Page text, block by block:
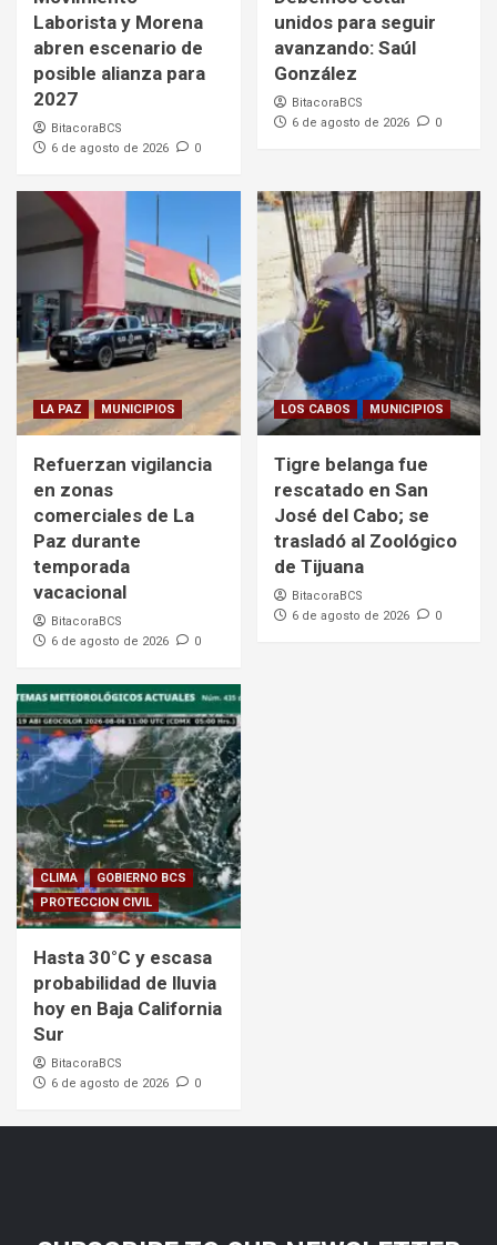
Laborista y Morena
abren escenario de
posible alianza para
2027
BitacoraBCS
6 de agosto de 2026
0
unidos para seguir
avanzando: Saúl
González
BitacoraBCS
6 de agosto de 2026
0
LA PAZ MUNICIPIOS
Refuerzan vigilancia
en zonas
comerciales de La
Paz durante
temporada
vacacional
BitacoraBCS
6 de agosto de 2026
0
LOS CABOS MUNICIPIOS
Tigre belanga fue
rescatado en San
José del Cabo; se
trasladó al Zoológico
de Tijuana
BitacoraBCS
6 de agosto de 2026
0
CLIMA
GOBIERNO BCS
PROTECCION CIVIL
Hasta 30°C y escasa
probabilidad de lluvia
hoy en Baja California
Sur
BitacoraBCS
6 de agosto de 2026
0